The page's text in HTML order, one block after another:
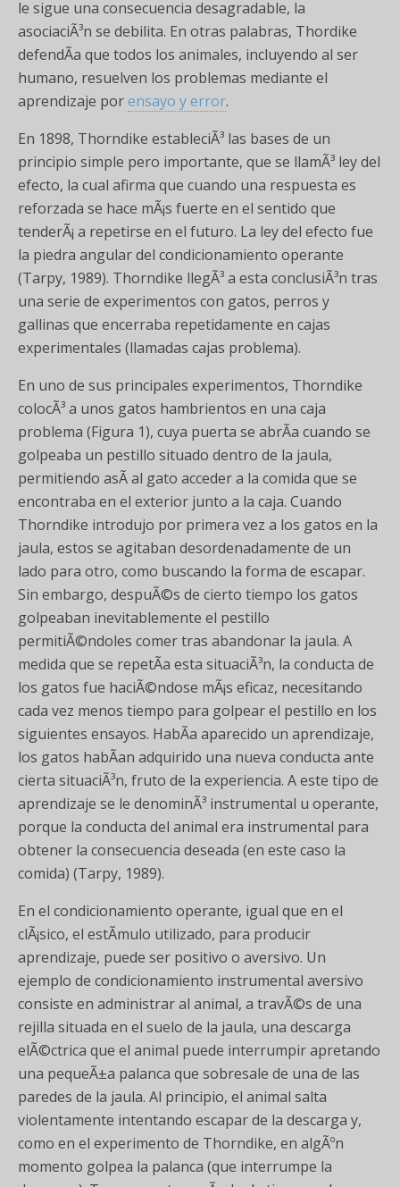
le sigue una consecuencia desagradable, la
asociaciÃ³n se debilita. En otras palabras, Thordike
defendÃ­a que todos los animales, incluyendo al ser
humano, resuelven los problemas mediante el
aprendizaje porensayo y error.
En 1898, Thorndike estableciÃ³ las bases de un
principio simple pero importante, que se llamÃ³ ley del
efecto, la cual afirma que cuando una respuesta es
reforzada se hace mÃ¡s fuerte en el sentido que
tenderÃ¡ a repetirse en el futuro. La ley del efecto fue
la piedra angular del condicionamiento operante
(Tarpy, 1989). Thorndike llegÃ³ a esta conclusiÃ³n tras
una serie de experimentos con gatos, perros y
gallinas que encerraba repetidamente en cajas
experimentales (llamadas cajas problema).
En uno de sus principales experimentos, Thorndike
colocÃ³ a unos gatos hambrientos en una caja
problema (Figura 1), cuya puerta se abrÃ­a cuando se
golpeaba un pestillo situado dentro de la jaula,
permitiendo asÃ­ al gato acceder a la comida que se
encontraba en el exterior junto a la caja. Cuando
Thorndike introdujo por primera vez a los gatos en la
jaula, estos se agitaban desordenadamente de un
lado para otro, como buscando la forma de escapar.
Sin embargo, despuÃ©s de cierto tiempo los gatos
golpeaban inevitablemente el pestillo
permitiÃ©ndoles comer tras abandonar la jaula. A
medida que se repetÃ­a esta situaciÃ³n, la conducta de
los gatos fue haciÃ©ndose mÃ¡s eficaz, necesitando
cada vez menos tiempo para golpear el pestillo en los
siguientes ensayos. HabÃ­a aparecido un aprendizaje,
los gatos habÃ­an adquirido una nueva conducta ante
cierta situaciÃ³n, fruto de la experiencia. A este tipo de
aprendizaje se le denominÃ³ instrumental u operante,
porque la conducta del animal era instrumental para
obtener la consecuencia deseada (en este caso la
comida) (Tarpy, 1989).
En el condicionamiento operante, igual que en el
clÃ¡sico, el estÃ­mulo utilizado, para producir
aprendizaje, puede ser positivo o aversivo. Un
ejemplo de condicionamiento instrumental aversivo
consiste en administrar al animal, a travÃ©s de una
rejilla situada en el suelo de la jaula, una descarga
elÃ©ctrica que el animal puede interrumpir apretando
una pequeÃ±a palanca que sobresale de una de las
paredes de la jaula. Al principio, el animal salta
violentamente intentando escapar de la descarga y,
como en el experimento de Thorndike, en algÃºn
momento golpea la palanca (que interrumpe la